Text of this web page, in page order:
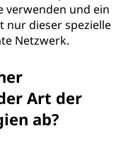
verwenden und ein
nur dieser spezielle
Netzwerk.
Art der
ab?